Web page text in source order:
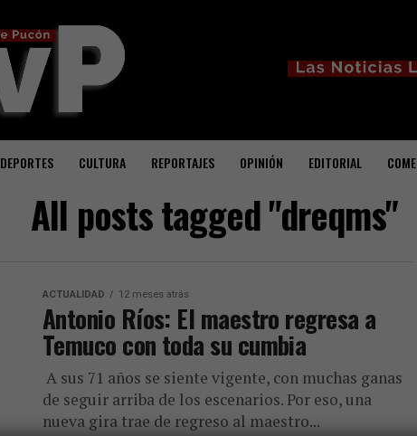
DEPORTES CULTURA REPORTAJES OPINIÓN EDITORIAL
All posts tagged "dreqms"
ACTUALIDAD 12 meses atrás
Antonio Ríos: El maestro regresa a
Temuco con toda su cumbia
A sus 71 años se siente vigente, con muchas ganas
de seguir arriba de los escenarios. Por eso, una
nueva gira trae de regreso al maestro...